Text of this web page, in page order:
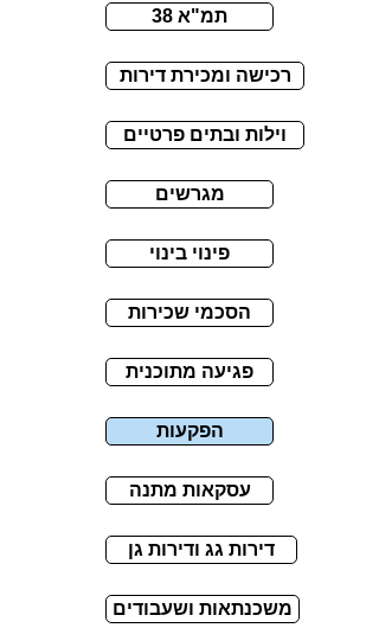
תמ"א 38
רכישה ומכירת דירות
וילות ובתים פרטיים
מגרשים
פינוי בינוי
הסכמי שכירות
פגיעה מתוכנית
הפקעות
עסקאות מתנה
דירות גג ודירות גן
משכנתאות ושעבודים